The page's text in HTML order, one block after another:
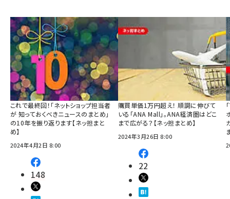
これで最終回！「ネットショップ担当者
が 知っておくべきニュースのまとめ」
の10年を振り返ります【ネッ担まと
め】
2024年4月2日 8:00
148
購買単価1万円超え！ 順調に伸びて
いる「ANA Mall」。ANA経済圏はどこ
まで広がる？【ネッ担まとめ】
2024年3月26日 8:00
22